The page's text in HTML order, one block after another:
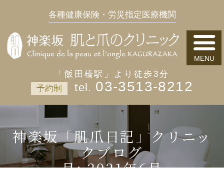
各種健康保険・労災指定医療機関
「飯田橋駅」より徒歩3分
予約制
03-3513-8212
神楽坂「肌爪日記」クリニッ
クブログ
月:2021年6月